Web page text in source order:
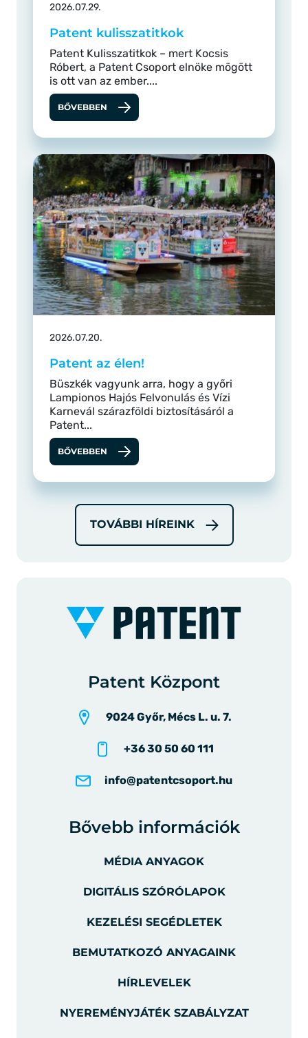
2026.07.29.
Patent kulisszatitkok
Patent Kulisszatitkok – mert Kocsis
Róbert, a Patent Csoport elnöke mögött
is ott van az ember....
BŐVEBBEN
2026.07.20.
Patent az élen!
Büszkék vagyunk arra, hogy a győri
Lampionos Hajós Felvonulás és Vízi
Karnevál szárazföldi biztosításáról a
Patent...
BŐVEBBEN
TOVÁBBI HÍREINK
Patent Központ
9024 Győr, Mécs L. u. 7.
+36 30 50 60 111
info@patentcsoport.hu
Bővebb információk
MÉDIA ANYAGOK
DIGITÁLIS SZÓRÓLAPOK
KEZELÉSI SEGÉDLETEK
BEMUTATKOZÓ ANYAGAINK
HÍRLEVELEK
NYEREMÉNYJÁTÉK SZABÁLYZAT